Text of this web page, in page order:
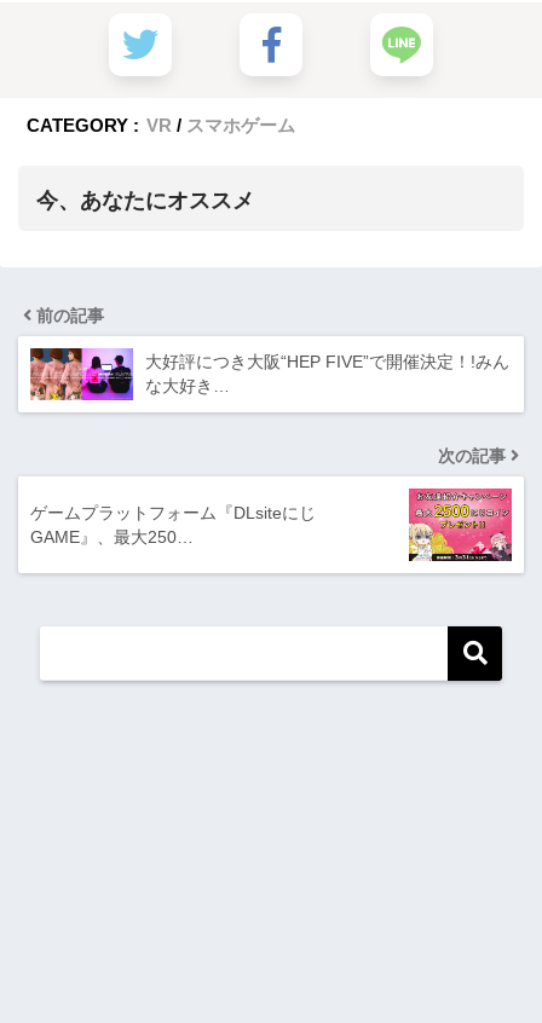
CATEGORY : VR スマホゲーム
今、あなたにオススメ
前の記事
大好評につき大阪“HEP FIVE”で開催決定！!みん
な大好き…
次の記事
ゲームプラットフォーム『DLsiteにじ
GAME』、最大250…